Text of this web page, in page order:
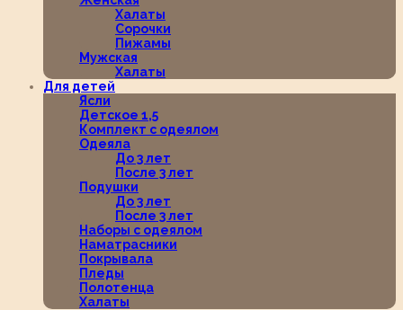
Халаты
Сорочки
Пижамы
Мужская
Халаты
Для детей
Ясли
Детское 1,5
Комплект с одеялом
Одеяла
До 3 лет
После 3 лет
Подушки
До 3 лет
После 3 лет
Наборы с одеялом
Наматрасники
Покрывала
Пледы
Полотенца
Халаты